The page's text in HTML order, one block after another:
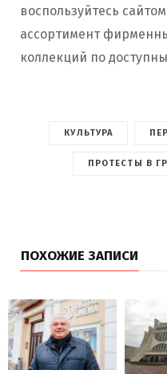
воспользуйтесь
ассортимент
коллекций по
КУЛЬТУРА
ПРОТЕСТЫ В
ПОХОЖИЕ ЗАПИСИ